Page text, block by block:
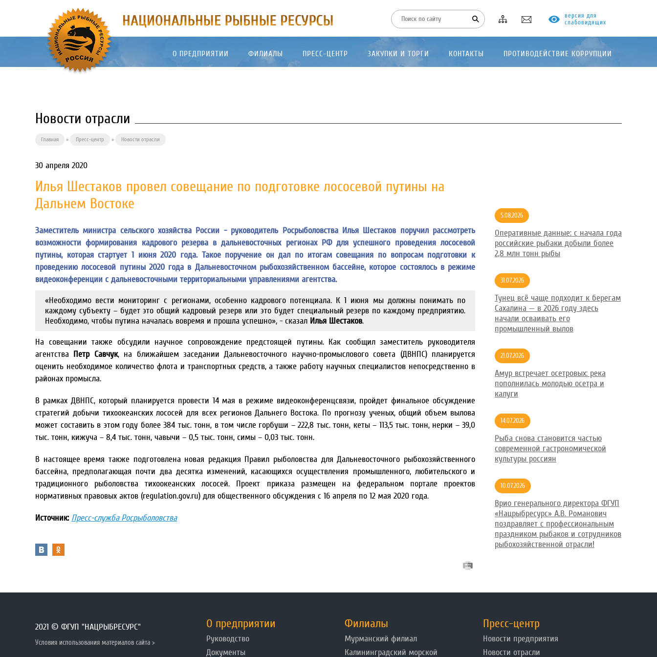
версия для
слабовидящих
О ПРЕДПРИЯТИИ ФИЛИАЛЫ ПРЕСС-ЦЕНТР ЗАКУПКИ И ТОРГИ КОНТАКТЫ ПРОТИВОДЕЙСТВИЕ КОРРУПЦИИ
Новости отрасли
Главная » Пресс-центр » Новости отрасли
30 апреля 2020
Илья Шестаков провел совещание по подготовке лососевой путины на
Дальнем Востоке
Заместитель министра сельского хозяйства России - руководитель Росрыболовства Илья Шестаков поручил рассмотреть
возможности формирования кадрового резерва в дальневосточных регионах РФ для успешного проведения лососевой
путины, которая стартует 1 июня 2020 года. Такое поручение он дал по итогам совещания по вопросам подготовки к
проведению лососевой путины 2020 года в Дальневосточном рыбохозяйственном бассейне, которое состоялось в режиме
видеоконференции с дальневосточными территориальными управлениями агентства.
«Необходимо вести мониторинг с регионами, особенно кадрового потенциала. К 1 июня мы должны понимать по
каждому субъекту – будет это общий кадровый резерв или это будет специальный резерв по каждому предприятию.
Необходимо, чтобы путина началась вовремя и прошла успешно», - сказал Илья Шестаков.
На совещании также обсудили научное сопровождение предстоящей путины. Как сообщил заместитель руководителя
агентства Петр Савчук, на ближайшем заседании Дальневосточного научно-промыслового совета (ДВНПС) планируется
оценить необходимое количество флота и транспортных средств, а также работу научных специалистов непосредственно в
районах промысла.
В рамках ДВНПС, который планируется провести 14 мая в режиме видеоконференцсвязи, пройдет финальное обсуждение
стратегий добычи тихоокеанских лососей для всех регионов Дальнего Востока. По прогнозу ученых, общий объем вылова
может составить в этом году более 384 тыс. тонн, в том числе горбуши – 222,8 тыс. тонн, кеты – 113,5 тыс. тонн, нерки – 39,0
тыс. тонн, кижуча – 8,4 тыс. тонн, чавычи – 0,5 тыс. тонн, симы – 0,03 тыс. тонн.
В настоящее время также подготовлена новая редакция Правил рыболовства для Дальневосточного рыбохозяйственного
бассейна, предполагающая почти два десятка изменений, касающихся осуществления промышленного, любительского и
традиционного рыболовства тихоокеанских лососей. Проект приказа размещен на федеральном портале проектов
нормативных правовых актов (regulation.gov.ru) для общественного обсуждения с 16 апреля по 12 мая 2020 года.
Источник: Пресс-служба Росрыболовства
5.08.2026
Оперативные данные: с начала года
российские рыбаки добыли более
2,8 млн тонн рыбы
31.07.2026
Тунец всё чаще подходит к берегам
Сахалина — в 2026 году здесь
начали осваивать его
промышленный вылов
21.07.2026
Амур встречает осетровых: река
пополнилась молодью осетра и
калуги
14.07.2026
Рыба снова становится частью
современной гастрономической
культуры россиян
10.07.2026
Врио генерального директора ФГУП
«Нацрыбресурс» А.В. Романович
поздравляет с профессиональным
праздником рыбаков и сотрудников
рыбохозяйственной отрасли!
2021 © ФГУП "НАЦРЫБРЕСУРС"
Условия использования материалов сайта >
О предприятии
Руководство
Документы
Филиалы
Мурманский филиал
Калининградский морской
Пресс-центр
Новости предприятия
Новости отрасли